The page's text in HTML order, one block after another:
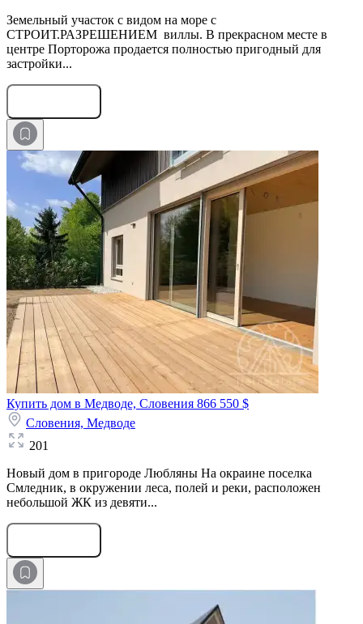
Земельный участок с видом на море с
СТРОИТ.РАЗРЕШЕНИЕМ виллы. В прекрасном месте в
центре Порторожа продается полностью пригодный для
застройки...
Купить дом в Медводе, Словения 866 550 $
Словения, Медводе
201
Новый дом в пригороде Любляны На окраине поселка
Смледник, в окружении леса, полей и реки, расположен
небольшой ЖК из девяти...